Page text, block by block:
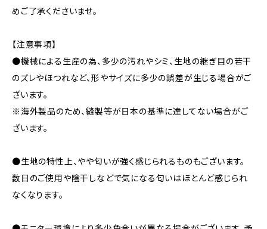
めご了承くださいませ。
【注意事項】
●機械による生産の為、多少の汚れやシミ、生地の継ぎ目の若干
のズレやほつれなど、形やサイズに多少の誤差が生じる場合がご
ざいます。
※海外製品のため、縫製等が日本の基準に達してない場合がご
ざいます。
●生地の特性上、やや匂いが強く感じられるものもございます。
数日のご使用や陰干しなどで気になる匂いはほとんど感じられ
なくなります。